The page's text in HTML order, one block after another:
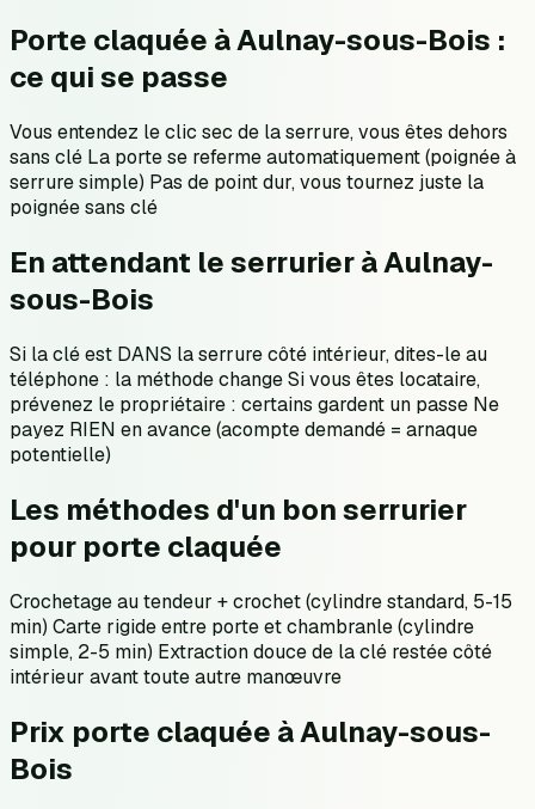
Porte claquée à Aulnay-sous-Bois :
ce qui se passe
Vous entendez le clic sec de la serrure, vous êtes dehors
sans clé La porte se referme automatiquement (poignée à
serrure simple) Pas de point dur, vous tournez juste la
poignée sans clé
En attendant le serrurier à Aulnay-
sous-Bois
Si la clé est DANS la serrure côté intérieur, dites-le au
téléphone : la méthode change Si vous êtes locataire,
prévenez le propriétaire : certains gardent un passe Ne
payez RIEN en avance (acompte demandé = arnaque
potentielle)
Les méthodes d'un bon serrurier
pour porte claquée
Crochetage au tendeur + crochet (cylindre standard, 5-15
min) Carte rigide entre porte et chambranle (cylindre
simple, 2-5 min) Extraction douce de la clé restée côté
intérieur avant toute autre manœuvre
Prix porte claquée à Aulnay-sous-
Bois